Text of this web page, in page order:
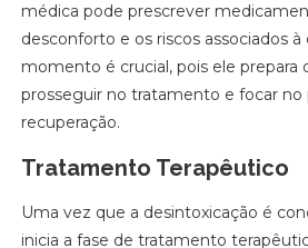
médica pode prescrever
desconforto e os riscos associados à
momento é crucial, pois ele prepara
prosseguir no tratamento e focar no
recuperação.
Tratamento Terapêutico
Uma vez que a desintoxicação é
inicia a fase de tratamento